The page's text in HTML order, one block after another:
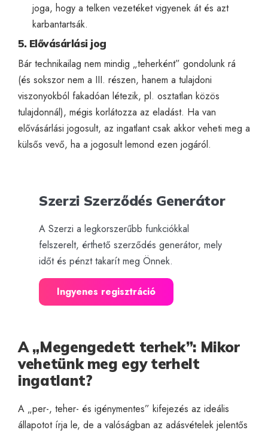
joga, hogy a telken vezetéket vigyenek át és azt
karbantartsák.
5. Elővásárlási jog
Bár technikailag nem mindig „teherként” gondolunk rá
(és sokszor nem a III. részen, hanem a tulajdoni
viszonyokból fakadóan létezik, pl. osztatlan közös
tulajdonnál), mégis korlátozza az eladást. Ha van
elővásárlási jogosult, az ingatlant csak akkor veheti meg a
külsős vevő, ha a jogosult lemond ezen jogáról.
Szerzi Szerződés Generátor
A Szerzi a legkorszerűbb funkciókkal
felszerelt, érthető szerződés generátor, mely
időt és pénzt takarít meg Önnek.
Ingyenes regisztráció
A „Megengedett terhek”: Mikor
vehetünk meg egy terhelt
ingatlant?
A „per-, teher- és igénymentes” kifejezés az ideális
állapotot írja le, de a valóságban az adásvételek jelentős